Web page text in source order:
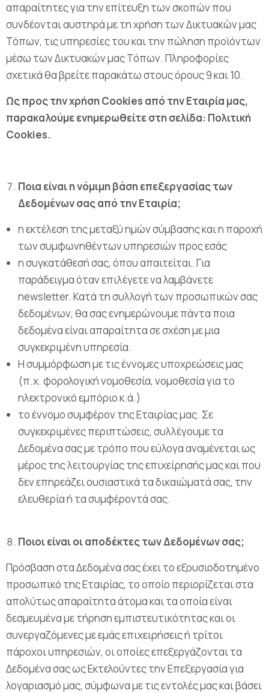
απαραίτητες για την επίτευξη των σκοπών που
συνδέονται αυστηρά με τη χρήση των Δικτυακών μας
Τόπων, τις υπηρεσίες του και την πώληση προϊόντων
μέσω των Δικτυακών μας Τόπων. Πληροφορίες
σχετικά θα βρείτε παρακάτω στους όρους 9 και 10.
Ως προς την χρήσηCookies από την Εταιρία μας,
παρακαλούμε ενημερωθείτε στη σελίδα: Πολιτική
Cookies.
Ποια είναι η νόμιμη βάση επεξεργασίας των
Δεδομένων σας από την Εταιρία;
η εκτέλεση της μεταξύ ημών σύμβασης και η παροχή
των συμφωνηθέντων υπηρεσιών προς εσάς
η συγκατάθεσή σας, όπου απαιτείται. Για
παράδειγμα όταν επιλέγετε να λαμβάνετε
newsletter. Κατά τη συλλογή των προσωπικών σας
δεδομένων, θα σας ενημερώνουμε πάντα ποια
δεδομένα είναι απαραίτητα σε σχέση με μια
συγκεκριμένη υπηρεσία.
Η συμμόρφωση με τις έννομες υποχρεώσεις μας
(π.χ. φορολογική νομοθεσία, νομοθεσία για το
ηλεκτρονικό εμπόριο κ.ά.)
το έννομο συμφέρον της Εταιρίας μας. Σε
συγκεκριμένες περιπτώσεις, συλλέγουμε τα
Δεδομένα σας με τρόπο που εύλογα αναμένεται ως
μέρος της λειτουργίας της επιχείρησής μας και που
δεν επηρεάζει ουσιαστικά τα δικαιώματά σας, την
ελευθερία ή τα συμφέροντά σας.
Ποιοι είναι οι αποδέκτες των Δεδομένων σας;
Πρόσβαση στα Δεδομένα σας έχει το εξουσιοδοτημένο
προσωπικό της Εταιρίας, το οποίο περιορίζεται στα
απολύτως απαραίτητα άτομα και τα οποία είναι
δεσμευμένα με τήρηση εμπιστευτικότητας και οι
συνεργαζόμενες με εμάς επιχειρήσεις ή τρίτοι
πάροχοι υπηρεσιών, οι οποίες επεξεργάζονται τα
Δεδομένα σας ως Εκτελούντες την Επεξεργασία για
λογαριασμό μας, σύμφωνα με τις εντολές μας και βάσει